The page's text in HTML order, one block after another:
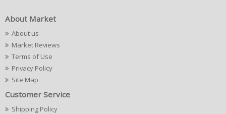
About Market
About us
Market Reviews
Terms of Use
Privacy Policy
Site Map
Customer Service
Shipping Policy